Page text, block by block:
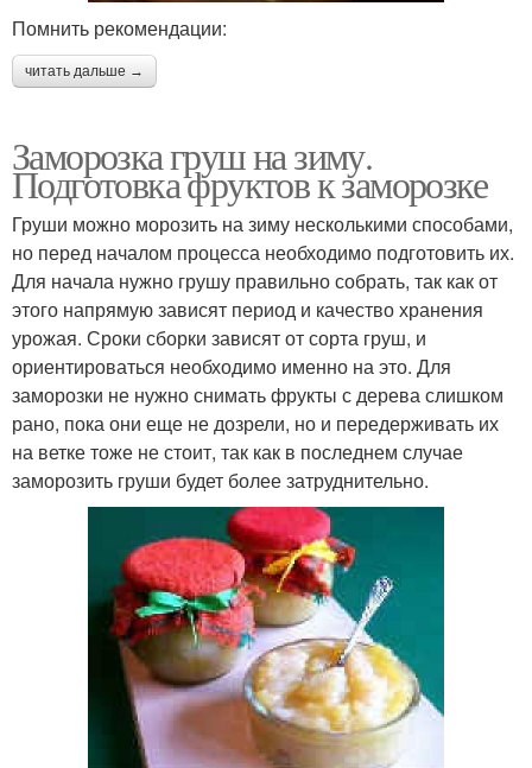
Помнить рекомендации:
читать дальше →
Заморозка груш на зиму.
Подготовка фруктов к заморозке
Груши можно морозить на зиму несколькими способами,
но перед началом процесса необходимо подготовить их.
Для начала нужно грушу правильно собрать, так как от
этого напрямую зависят период и качество хранения
урожая. Сроки сборки зависят от сорта груш, и
ориентироваться необходимо именно на это. Для
заморозки не нужно снимать фрукты с дерева слишком
рано, пока они еще не дозрели, но и передерживать их
на ветке тоже не стоит, так как в последнем случае
заморозить груши будет более затруднительно.